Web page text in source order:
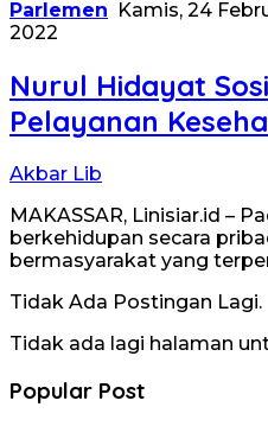
Parlemen Kamis, 24
2022
Nurul Hidayat
Pelayanan
Akbar Lib
MAKASSAR, Linisiar.id –
berkehidupan secara
bermasyarakat yang
Tidak Ada Postingan Lagi.
Tidak ada lagi halaman
Popular Post